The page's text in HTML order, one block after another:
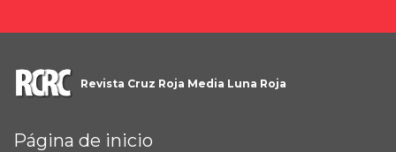
Revista Cruz Roja Media Luna Roja
Página de inicio